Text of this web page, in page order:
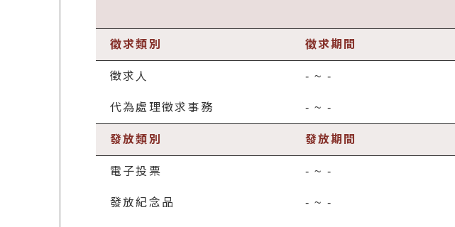
徵求類別 徵求期間
徵求人 - ~ -
代為處理徵求事務 - ~ -
發放類別 發放期間
電子投票 - ~ -
發放紀念品 - ~ -